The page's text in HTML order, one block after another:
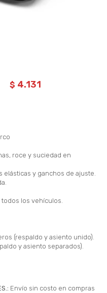
$ 4.131
roce y suciedad en
elásticas y ganchos de ajuste.
todos los vehículos.
(respaldo y asiento unido).
y asiento separados).
Envío sin costo en compras